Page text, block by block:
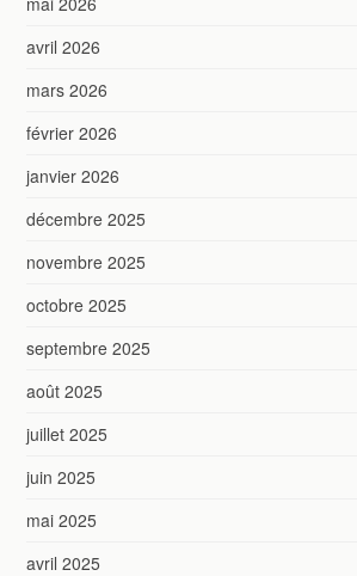
avril 2026
mars 2026
février 2026
janvier 2026
décembre 2025
novembre 2025
octobre 2025
septembre 2025
août 2025
juillet 2025
juin 2025
mai 2025
avril 2025